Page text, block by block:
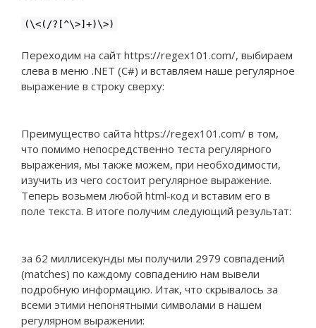
(\<(/?[^\>]+)\>)
Переходим на сайт https://regex101.com/, выбираем
слева в меню .NET (C#) и вставляем наше регулярное
выражение в строку сверху:
Преимущество сайта https://regex101.com/ в том,
что помимо непосредственно теста регулярного
выражения, мы также можем, при необходимости,
изучить из чего состоит регулярное выражение.
Теперь возьмем любой html-код и вставим его в
поле текста. В итоге получим следующий результат:
за 62 миллисекунды мы получили 2979 совпадений
(matches) по каждому совпадению нам вывели
подробную информацию. Итак, что скрывалось за
всеми этими непонятными символами в нашем
регулярном выражении: